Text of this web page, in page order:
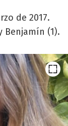
de 2017.
Benjamín (1).